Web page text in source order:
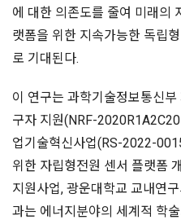
에 대한 의존도를 줄여 미래의
랫폼을 위한 지속가능한 독립
로 기대된다.
이 연구는 과학기술정보통신
구자 지원(NRF-
업기술혁신사업(RS-2022-
위한 자립형전원 센서 플랫폼
지원사업, 광운대학교 교내연
과는 에너지분야의 세계적 학